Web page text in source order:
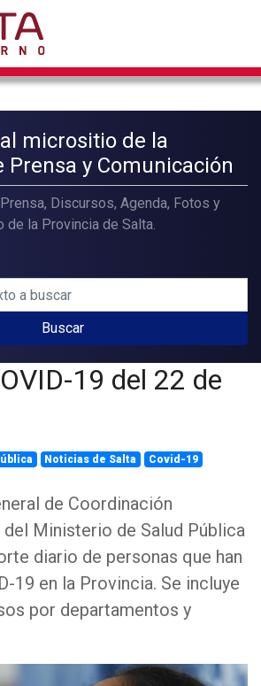
micrositio de la
Prensa y Comunicación
Discursos, Agenda, Fotos y
de la Provincia de Salta.
Buscar
19 del 22 de
Noticias de Salta
Covid-19
de Coordinación
Ministerio de Salud Pública
diario de personas que han
19 en la Provincia. Se incluye
por departamentos y